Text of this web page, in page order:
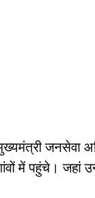
जनसेवा
में पहुंचे। जहां